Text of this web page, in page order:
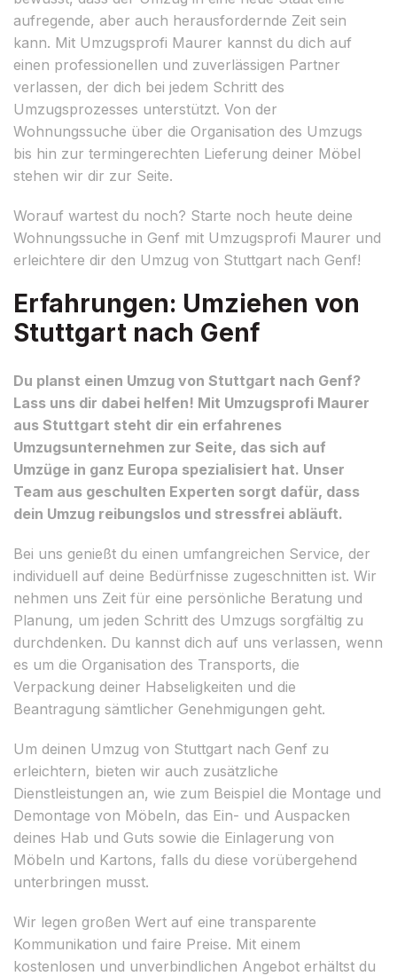
aufregende, aber auch herausfordernde Zeit sein
kann. Mit Umzugsprofi Maurer kannst du dich auf
einen professionellen und zuverlässigen Partner
verlassen, der dich bei jedem Schritt des
Umzugsprozesses unterstützt. Von der
Wohnungssuche über die Organisation des Umzugs
bis hin zur termingerechten Lieferung deiner Möbel
stehen wir dir zur Seite.
Worauf wartest du noch? Starte noch heute deine
Wohnungssuche in Genf mit Umzugsprofi Maurer und
erleichtere dir den Umzug von Stuttgart nach Genf!
Erfahrungen: Umziehen von
Stuttgart nach Genf
Du planst einen Umzug von Stuttgart nach Genf?
Lass uns dir dabei helfen! Mit Umzugsprofi Maurer
aus Stuttgart steht dir ein erfahrenes
Umzugsunternehmen zur Seite, das sich auf
Umzüge in ganz Europa spezialisiert hat. Unser
Team aus geschulten Experten sorgt dafür, dass
dein Umzug reibungslos und stressfrei abläuft.
Bei uns genießt du einen umfangreichen Service, der
individuell auf deine Bedürfnisse zugeschnitten ist. Wir
nehmen uns Zeit für eine persönliche Beratung und
Planung, um jeden Schritt des Umzugs sorgfältig zu
durchdenken. Du kannst dich auf uns verlassen, wenn
es um die Organisation des Transports, die
Verpackung deiner Habseligkeiten und die
Beantragung sämtlicher Genehmigungen geht.
Um deinen Umzug von Stuttgart nach Genf zu
erleichtern, bieten wir auch zusätzliche
Dienstleistungen an, wie zum Beispiel die Montage und
Demontage von Möbeln, das Ein- und Auspacken
deines Hab und Guts sowie die Einlagerung von
Möbeln und Kartons, falls du diese vorübergehend
unterbringen musst.
Wir legen großen Wert auf eine transparente
Kommunikation und faire Preise. Mit einem
kostenlosen und unverbindlichen Angebot erhältst du